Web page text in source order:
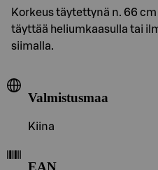
Korkeus täytettynä n. 66
täyttää heliumkaasulla tai
siimalla.
Valmistusmaa
Kiina
EAN